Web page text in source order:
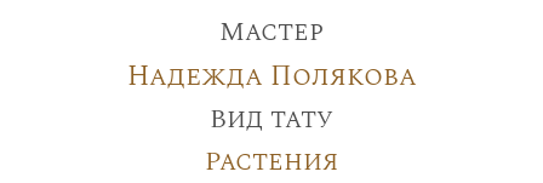
Мастер
Надежда Полякова
Вид тату
Растения